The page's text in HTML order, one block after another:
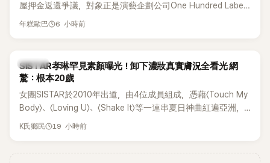
屋押金返還爭議，對象正是演藝企劃公司One Hundred Label
代表車佳媛(차가원)。如今事件再掀風波，YouTuber李鎮浩公開
年糕歐巴 6 小時前
K-POP
SISTAR孝琳罕見素顏曝光！卸下濃妝真實膚況全看光 網
驚：根本20歲
女團SISTAR於2010年出道，由4位成員組成，憑藉〈Touch My
Body〉、〈Loving U〉、〈Shake It〉等一連串夏日神曲紅遍亞洲，
獲封「夏日女王」。不過，團體在出道滿7年後宣布解散，成員各
K氏鄉民 19 小時前